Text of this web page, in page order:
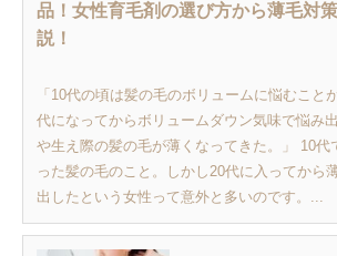
品！女性育毛剤の選び方から薄毛対
説！
「10代の頃は髪の毛のボリュームに悩むこと
代になってからボリュームダウン気味で悩み
や生え際の髪の毛が薄くなってきた。」 10代
った髪の毛のこと。しかし20代に入ってから
出したという女性って意外と多いのです。...